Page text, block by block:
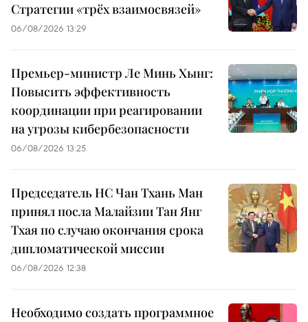
Стратегии «трёх взаимосвязей»
06/08/2026 13:29
Премьер-министр Ле Минь Хынг:
Повысить эффективность
координации при реагировании
на угрозы кибербезопасности
06/08/2026 13:25
Председатель НС Чан Тхань Ман
принял посла Малайзии Тан Янг
Тхая по случаю окончания срока
дипломатической миссии
06/08/2026 12:38
Необходимо создать программное